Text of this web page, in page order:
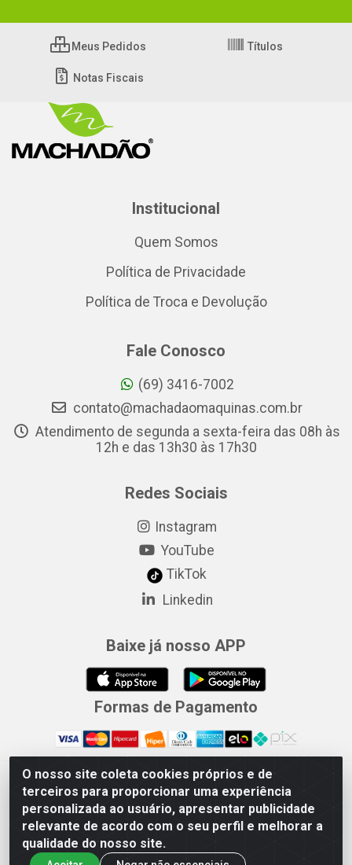
O nosso site coleta cookies próprios e de
terceiros para proporcionar uma experiência
personalizada ao usuário, apresentar publicidade
relevante de acordo com o seu perfil e melhorar a
qualidade do nosso site.
Meus Pedidos Títulos
Notas Fiscais
Institucional
Quem Somos
Política de Privacidade
Política de Troca e Devolução
Fale Conosco
(69) 3416-7002
contato@machadaomaquinas.com.br
Atendimento de segunda a sexta-feira das 08h às
12h e das 13h30 às 17h30
Redes Sociais
Instagram
YouTube
TikTok
Linkedin
Baixe já nosso APP
Formas de Pagamento
Merconorte Distribuidora de Ferragens Ltda - Avenida Marechal
Rondon, 1571 - Centro, Ji-Paraná/RO - CEP 76.900-121 - CNPJ
10.779.165/000167